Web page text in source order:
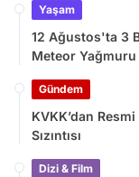
Yaşam
12 Ağustos'ta 3
Meteor Yağmuru
Gündem
KVKK’dan
Sızıntısı
Dizi & Film